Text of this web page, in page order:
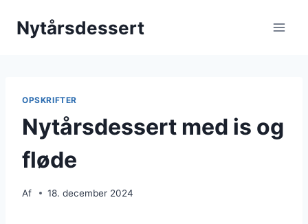
Nytårsdessert
OPSKRIFTER
Nytårsdessert med is og
fløde
Af 18. december 2024